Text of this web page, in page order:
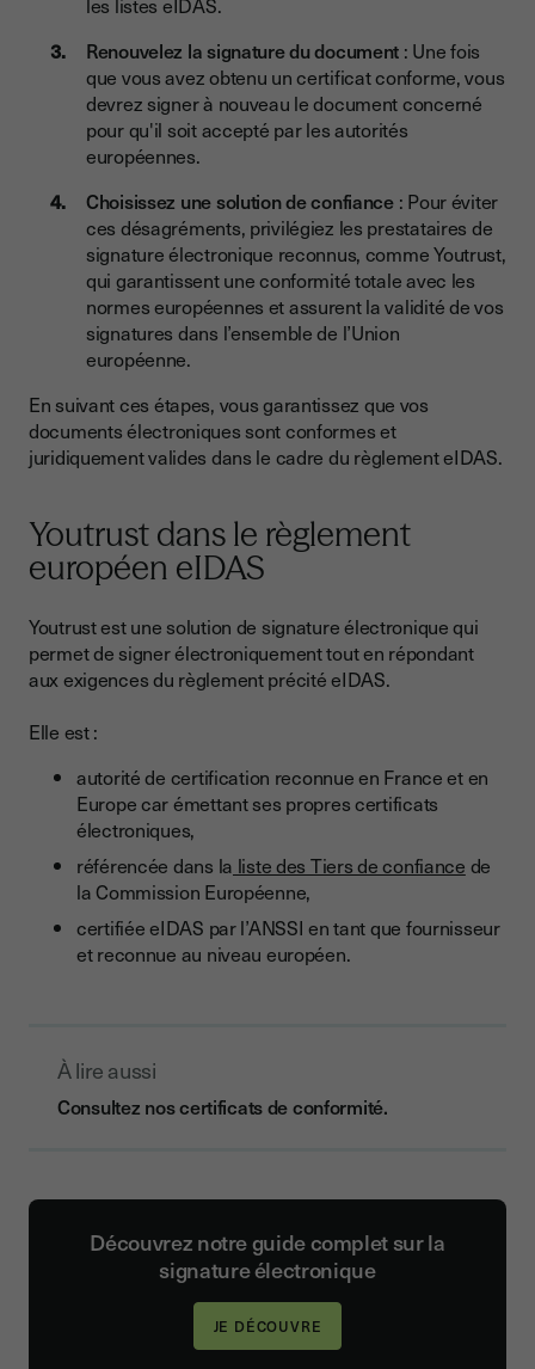
Renouvelez la signature du document : Une fois
que vous avez obtenu un certificat conforme, vous
devrez signer à nouveau le document concerné
pour qu'il soit accepté par les autorités
européennes.
Choisissez une solution de confiance: Pour éviter
ces désagréments, privilégiez les prestataires de
signature électronique reconnus, comme Youtrust,
qui garantissent une conformité totale avec les
normes européennes et assurent la validité de vos
signatures dans l’ensemble de l’Union
européenne.
En suivant ces étapes, vous garantissez que vos
documents électroniques sont conformes et
juridiquement valides dans le cadre du règlement eIDAS.
Youtrust dans le règlement
européen eIDAS
Youtrust est une solution de signature électronique qui
permet de signer électroniquement tout en répondant
aux exigences du règlement précité eIDAS.
Elle est :
autorité de certification reconnue en France et en
Europe car émettant ses propres certificats
électroniques,
référencée dans la liste des Tiers de confiance de
la Commission Européenne,
certifiée eIDAS par l’ANSSI en tant que fournisseur
et reconnue au niveau européen.
À lire aussi
Consultez nos certificats de conformité.
Découvrez notre guide complet sur la
signature électronique
JE DÉCOUVRE